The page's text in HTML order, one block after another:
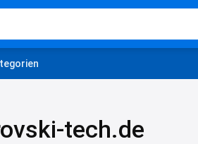
tech.de